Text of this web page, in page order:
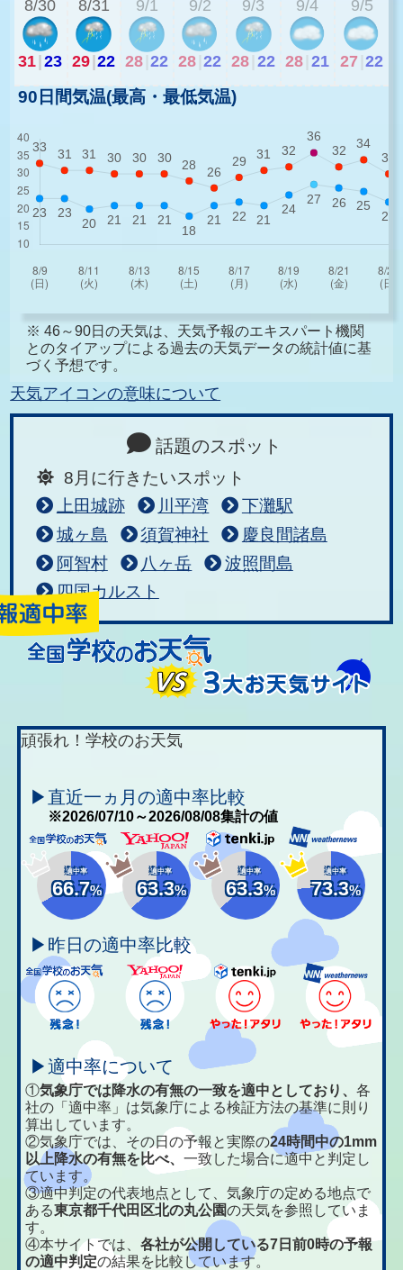
8/30
31 23
8/31
29 22
9/1
28 22
9/2
28 22
9/3
28 22
9/4
28 21
9/5
27 22
90日間気温(最高・最低気温)
※ 46～90日の天気は、天気予報のエキスパート機関
とのタイアップによる過去の天気データの統計値に基
づく予想です。
天気アイコンの意味について
話題のスポット
8月に行きたいスポット
上田城跡
川平湾
下灘駅
城ヶ島
須賀神社
慶良間諸島
阿智村
八ヶ岳
波照間島
四国カルスト
頑張れ！学校のお天気
▶直近一ヵ月の適中率比較
※2026/07/10～2026/08/08集計の値
適中率
66.7%
適中率
63.3%
適中率
63.3%
適中率
73.3%
▶昨日の適中率比較
▶適中率について
①気象庁では降水の有無の一致を適中としており、各
社の「適中率」は気象庁による検証方法の基準に則り
算出しています。
②気象庁では、その日の予報と実際の24時間中の1mm
以上降水の有無を比べ、一致した場合に適中と判定し
ています。
③適中判定の代表地点として、気象庁の定める地点で
ある東京都千代田区北の丸公園の天気を参照していま
す。
④本サイトでは、各社が公開している7日前0時の予報
の適中判定の結果を比較しています。